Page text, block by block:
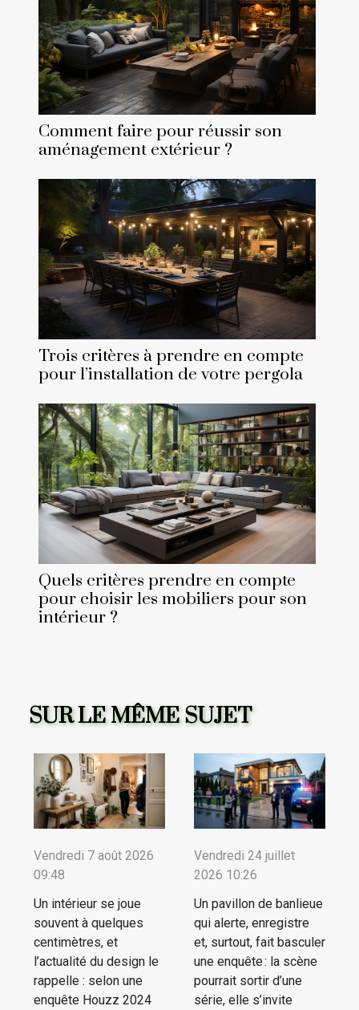
Comment faire pour réussir son
aménagement extérieur ?
Trois critères à prendre en compte
pour l’installation de votre pergola
Quels critères prendre en compte
pour choisir les mobiliers pour son
intérieur ?
SUR LE MÊME SUJET
Vendredi 7 août 2026
09:48
Un intérieur se joue
souvent à quelques
centimètres, et
l’actualité du design le
rappelle : selon une
enquête Houzz 2024
Vendredi 24 juillet
2026 10:26
Un pavillon de banlieue
qui alerte, enregistre
et, surtout, fait basculer
une enquête : la scène
pourrait sortir d’une
série, elle s’invite